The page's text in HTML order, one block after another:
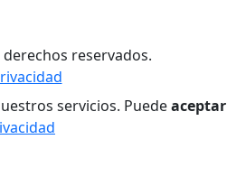
derechos reservados.
servicios. Puedeaceptar